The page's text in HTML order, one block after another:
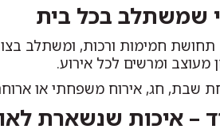
שמשתלב בכל בית
תחושת חמימות ורכות, ומשתלב
מעוצב ומרשים לכל אירוע.
שבת, חג, אירוח משפחתי או
– איכות שנשארת